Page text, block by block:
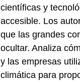
científicas y
accesible. Los
que las grandes
ocultar. Analiza
y las empresas
climática para